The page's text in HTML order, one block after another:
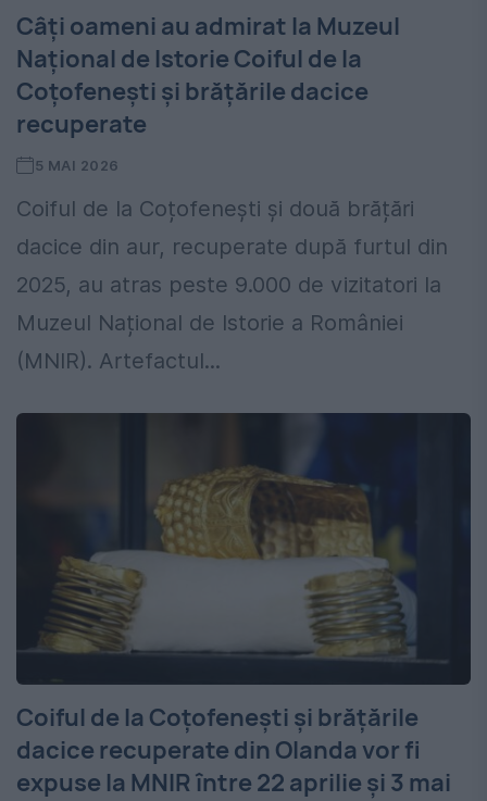
Câți oameni au admirat la Muzeul
Național de Istorie Coiful de la
Coțofenești și brățările dacice
recuperate
5 MAI 2026
Coiful de la Coțofenești și două brățări
dacice din aur, recuperate după furtul din
2025, au atras peste 9.000 de vizitatori la
Muzeul Național de Istorie a României
(MNIR). Artefactul...
Coiful de la Coțofenești și brățările
dacice recuperate din Olanda vor fi
expuse la MNIR între 22 aprilie și 3 mai